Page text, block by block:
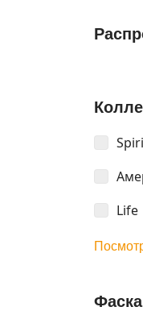
Life
Фаска